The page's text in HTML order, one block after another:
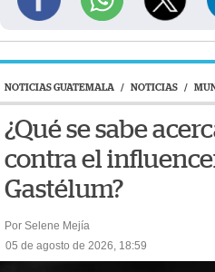
NOTICIAS GUATEMALA / NOTICIAS /
¿Qué se sabe
contra el
Gastélum?
Por Selene Mejía
05 de agosto de 2026, 18:59